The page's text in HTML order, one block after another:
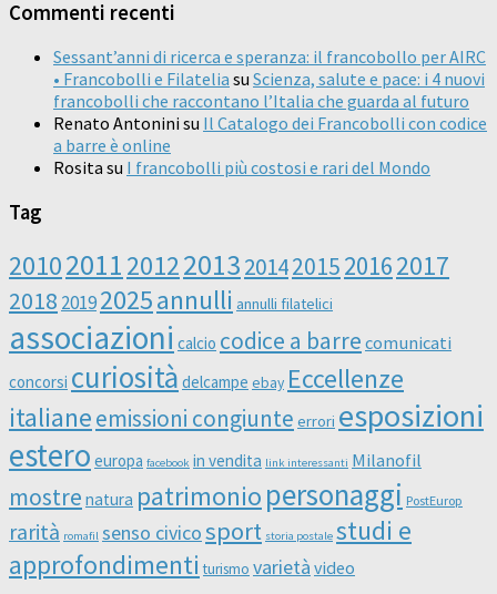
Commenti recenti
Sessant’anni di ricerca e speranza: il francobollo per AIRC
• Francobolli e Filatelia su Scienza, salute e pace: i 4 nuovi
francobolli che raccontano l’Italia che guarda al futuro
Renato Antonini su Il Catalogo dei Francobolli con codice
a barre è online
Rosita su I francobolli più costosi e rari del Mondo
Tag
20102011201220132014201520162017
2018 20192025annulli annulli filatelici
associazioni calcio codice a barre comunicati
concorsi curiosità delcampe ebay Eccellenze
italianeemissioni congiunte errori esposizioni
estero europa facebook in vendita link interessanti Milanofil
mostre natura patrimonio personaggi PostEurop
rarità romafil senso civicosport storia postale studi e
approfondimenti turismo varietà video